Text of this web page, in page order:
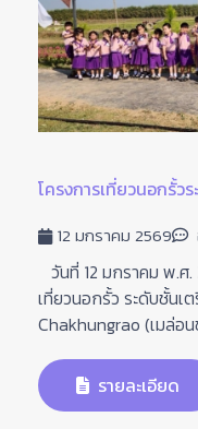
โครงการเที่ยวนอกรั้
12 มกราคม 2569
วันที่ 12 มกราคม พ.ศ
เที่ยวนอกรั้ว ระดับชั้น
Chakhungrao (เมล่อน
รายละเอียด